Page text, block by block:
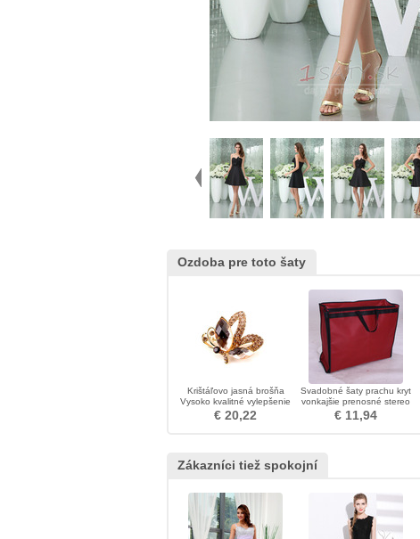
Ozdoba pre toto šaty
Krištáľovo jasná brošňa
Vysoko kvalitné vylepšenie
Veľkoobchodné vyložené
diamantové brošne
€ 20,22
Svadobné šaty prachu kryt
vonkajšie prenosné stereo
balenie prach obliekať šaty
€ 11,94
Zákazníci tiež spokojní